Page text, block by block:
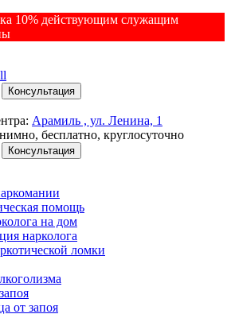
10% действующим служащим
Консультация
Арамиль , ул. Ленина, 1
бесплатно, круглосуточно
Консультация
помощь
на дом
нарколога
ломки
от запоя